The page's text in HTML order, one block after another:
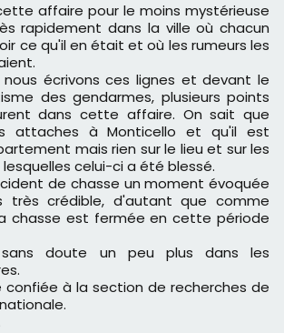
affaire pour le moins mystérieuse
rapidement dans la ville où chacun
ce qu'il en était et où les rumeurs les
écrivons ces lignes et devant le
des gendarmes, plusieurs points
dans cette affaire. On sait que
attaches à Monticello et qu'il est
mais rien sur le lieu et sur les
celui-ci a été blessé.
de chasse un moment évoquée
très crédible, d'autant que comme
chasse est fermée en cette période
doute un peu plus dans les
à la section de recherches de